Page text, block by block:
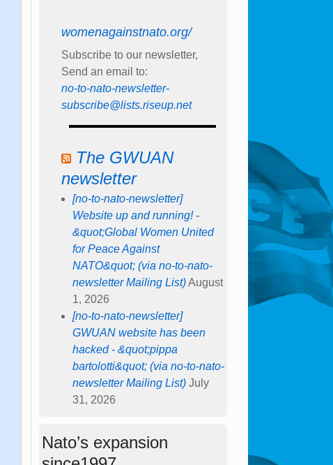
womenagainstnato.org/
Subscribe to our newsletter,
Send an email to:
no-to-nato-newsletter-
subscribe@lists.riseup.net
The GWUAN
newsletter
[no-to-nato-newsletter]
Website up and running! -
&quot;Global Women United
for Peace Against
NATO&quot; (via no-to-nato-
newsletter Mailing List) August
1, 2026
[no-to-nato-newsletter]
GWUAN website has been
hacked - &quot;pippa
bartolotti&quot; (via no-to-nato-
newsletter Mailing List) July
31, 2026
Nato’s expansion